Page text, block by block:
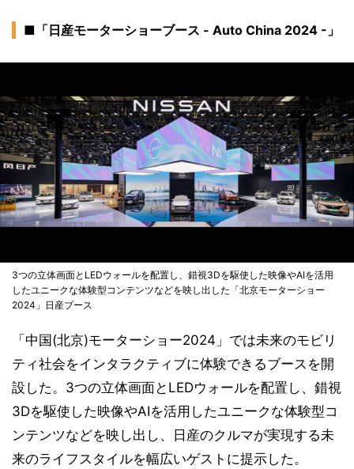
■「日産モーターショーブース - Auto China 2024 -」
3つの立体画面とLEDウォールを配置し、錯視3Dを駆使した映像やAIを活用
したユニークな体験型コンテンツなどを映し出した「北京モーターショー
2024」日産ブース
「中国(北京)モーターショー2024」では未来のモビリ
ティ社会をインタラクティブに体験できるブースを開
設した。3つの立体画面とLEDウォールを配置し、錯視
3Dを駆使した映像やAIを活用したユニークな体験型コ
ンテンツなどを映し出し、日産のクルマが実現する未
来のライフスタイルを幅広いゲストに提示した。